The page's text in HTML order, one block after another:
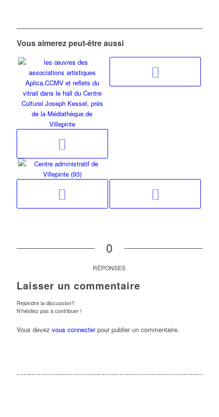
Vous aimerez peut-être aussi
0
RÉPONSES
Laisser un commentaire
Rejoindre la discussion?
N’hésitez pas à contribuer !
Vous devez vous connecterpour publier un commentaire.